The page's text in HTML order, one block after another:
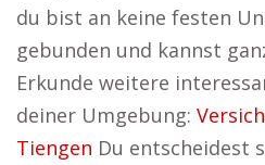
du bist an keine festen
gebunden und kannst
Erkunde weitere
deiner Umgebung:
Tiengen Du entscheidest